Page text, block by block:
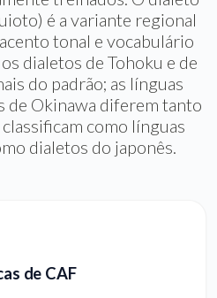
é a variante regional
tonal e vocabulário
dialetos de Tohoku e de
do padrão; as línguas
de Okinawa diferem tanto
como línguas
dialetos do japonês.
de CAF